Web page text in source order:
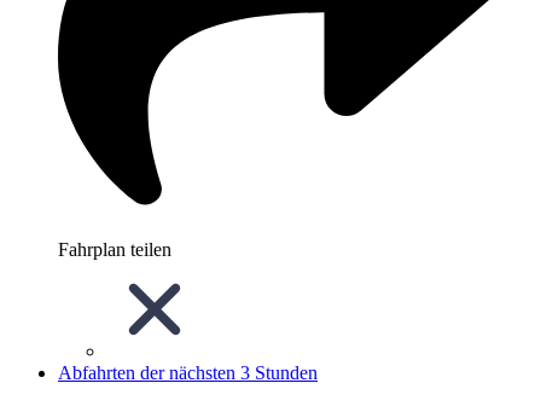
Fahrplan teilen
Abfahrten der nächsten 3 Stunden